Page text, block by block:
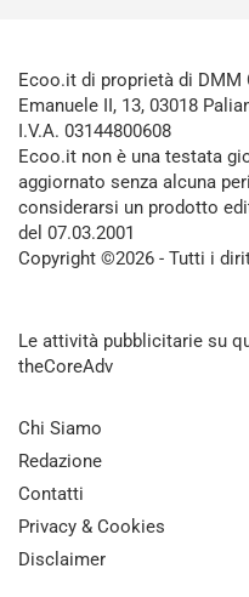
Ecoo.it di proprietà di DMM
Emanuele II, 13, 03018
I.V.A. 03144800608
Ecoo.it non è una testata
aggiornato senza alcuna
considerarsi un prodotto
del 07.03.2001
Copyright ©2026 - Tutti i
Le attività pubblicitarie su
theCoreAdv
Chi Siamo
Redazione
Contatti
Privacy & Cookies
Disclaimer